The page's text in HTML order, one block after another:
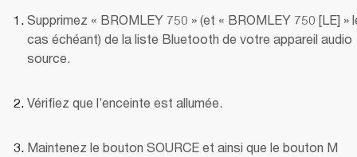
Supprimez « BROMLEY 750 » (et « BROMLEY 750 [LE] »
cas échéant) de la liste Bluetooth de votre appareil audio
source.
Vérifiez que l’enceinte est allumée.
Maintenez le bouton SOURCE et ainsi que le bouton M